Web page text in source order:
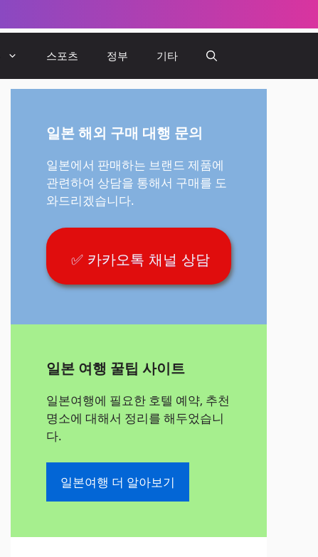
스포츠 정부 기타
일본 해외 구매 대행 문의
일본에서 판매하는 브랜드 제품에
관련하여 상담을 통해서 구매를 도
와드리겠습니다.
✅ 카카오톡 채널 상담
일본 여행 꿀팁 사이트
일본여행에 필요한 호텔 예약, 추천
명소에 대해서 정리를 해두었습니
다.
일본여행 더 알아보기